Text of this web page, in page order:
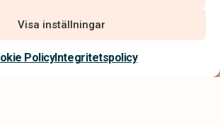
Visa inställningar
PolicyIntegritetspolicy
Kontakta oss